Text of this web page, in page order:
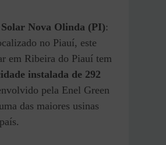
Nova Olinda (PI):
no Piauí, este
em Ribeira do Piauí tem
instalada de 292
pela Enel Green
das maiores usinas